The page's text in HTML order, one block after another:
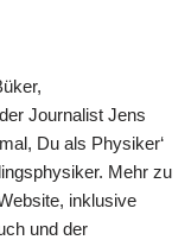
Journalist Jens
Du als Physiker‘
Mehr zu
inklusive
und der